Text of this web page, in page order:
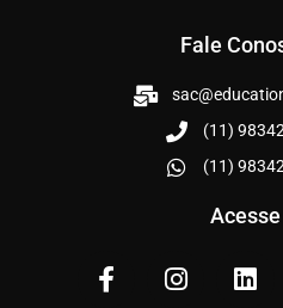
Fale
(11)
(11)
Acesse